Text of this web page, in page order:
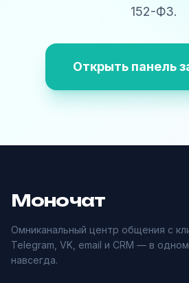
152-ФЗ.
Открыть панель
Моночат
Омниканальный центр общения с
Telegram, VK, email и CRM — в
навсегда.